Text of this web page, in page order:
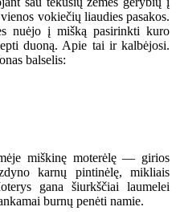
vokiečių liaudies pasakos.
nuėjo į mišką pasirinkti kuro
duoną. Apie tai ir kalbėjosi.
balselis:
miškinę moterėlę — girios
karnų pintinėlę, mikliais
gana šiurkščiai laumelei
burnų penėti namie.